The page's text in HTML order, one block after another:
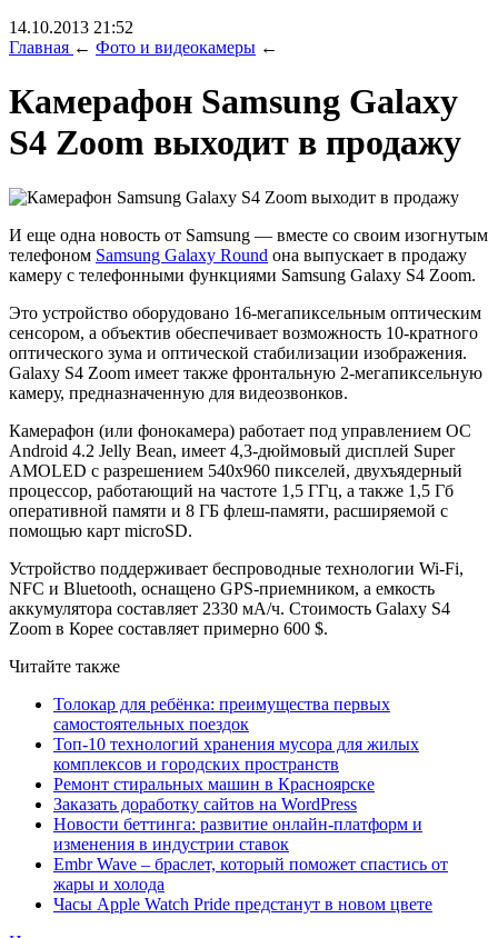
14.10.2013 21:52
Главная ← Фото и видеокамеры ←
Камерафон Samsung Galaxy
S4 Zoom выходит в продажу
И еще одна новость от Samsung — вместе со своим изогнутым
телефоном Samsung Galaxy Round она выпускает в продажу
камеру с телефонными функциями Samsung Galaxy S4 Zoom.
Это устройство оборудовано 16-мегапиксельным оптическим
сенсором, а объектив обеспечивает возможность 10-кратного
оптического зума и оптической стабилизации изображения.
Galaxy S4 Zoom имеет также фронтальную 2-мегапиксельную
камеру, предназначенную для видеозвонков.
Камерафон (или фонокамера) работает под управлением ОС
Android 4.2 Jelly Bean, имеет 4,3-дюймовый дисплей Super
AMOLED с разрешением 540х960 пикселей, двухъядерный
процессор, работающий на частоте 1,5 ГГц, а также 1,5 Гб
оперативной памяти и 8 ГБ флеш-памяти, расширяемой с
помощью карт microSD.
Устройство поддерживает беспроводные технологии Wi-Fi,
NFC и Bluetooth, оснащено GPS-приемником, а емкость
аккумулятора составляет 2330 мА/ч. Стоимость Galaxy S4
Zoom в Корее составляет примерно 600 $.
Читайте также
Толокар для ребёнка: преимущества первых
самостоятельных поездок
Топ-10 технологий хранения мусора для жилых
комплексов и городских пространств
Ремонт стиральных машин в Красноярске
Заказать доработку сайтов на WordPress
Новости беттинга: развитие онлайн-платформ и
изменения в индустрии ставок
Embr Wave – браслет, который поможет спастись от
жары и холода
Часы Apple Watch Pride предстанут в новом цвете